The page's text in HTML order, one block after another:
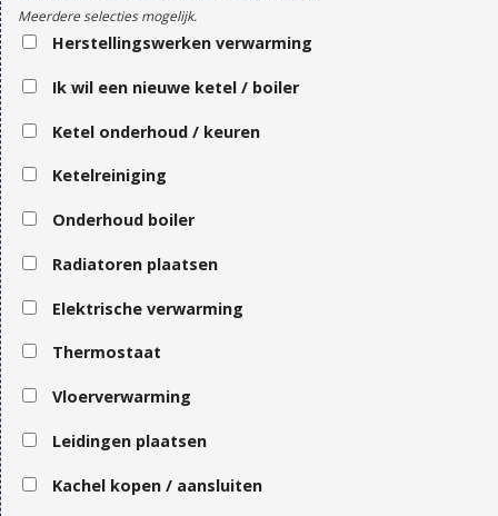
Meerdere selecties mogelijk.
Herstellingswerken verwarming
Ik wil een nieuwe ketel / boiler
Ketel onderhoud / keuren
Ketelreiniging
Onderhoud boiler
Radiatoren plaatsen
Elektrische verwarming
Thermostaat
Vloerverwarming
Leidingen plaatsen
Kachel kopen / aansluiten